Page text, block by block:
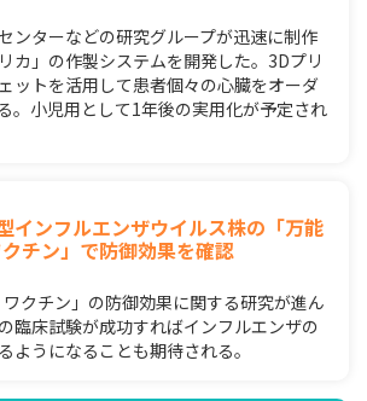
ンターなどの研究グループが迅速に制作
カ」の作製システムを開発した。3Dプリ
ットを活用して患者個々の心臓をオーダ
。小児用として1年後の実用化が予定され
インフルエンザウイルス株の「万能
チン」で防御効果を確認
クチン」の防御効果に関する研究が進ん
臨床試験が成功すればインフルエンザの
ようになることも期待される。